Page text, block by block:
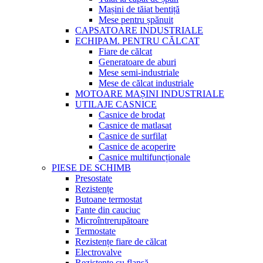
Mașini de tăiat bentiță
Mese pentru șpănuit
CAPSATOARE INDUSTRIALE
ECHIPAM. PENTRU CĂLCAT
Fiare de călcat
Generatoare de aburi
Mese semi-industriale
Mese de călcat industriale
MOTOARE MAȘINI INDUSTRIALE
UTILAJE CASNICE
Casnice de brodat
Casnice de matlasat
Casnice de surfilat
Casnice de acoperire
Casnice multifuncționale
PIESE DE SCHIMB
Presostate
Rezistențe
Butoane termostat
Fante din cauciuc
Microîntrerupătoare
Termostate
Rezistențe fiare de călcat
Electrovalve